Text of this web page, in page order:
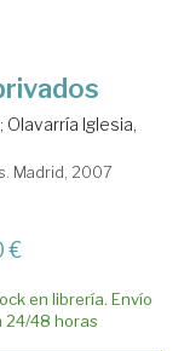
; Olavarría Iglesia,
Madrid, 2007
€
en librería. Envío
24/48 horas